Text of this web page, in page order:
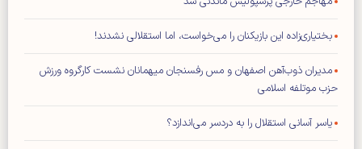
بختیاری‌زاده این بازیکنان را می‌خواست، اما استقلالی نشدند!
مدیران ذوب‌آهن اصفهان و مس رفسنجان میهمانان نشست کارگروه ورزش
حزب موتلفه اسلامی
یاسر آسانی استقلال را به دردسر می‌اندازد؟